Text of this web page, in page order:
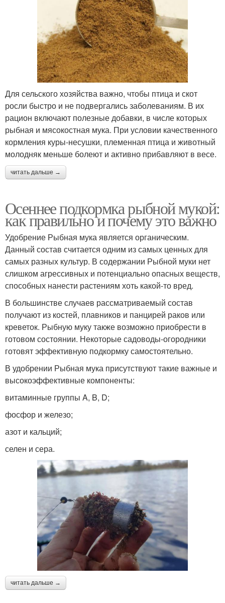
Для сельского хозяйства важно, чтобы птица и скот
росли быстро и не подвергались заболеваниям. В их
рацион включают полезные добавки, в числе которых
рыбная и мясокостная мука. При условии качественного
кормления куры-несушки, племенная птица и животный
молодняк меньше болеют и активно прибавляют в весе.
читать дальше →
Осеннее подкормка рыбной мукой:
как правильно и почему это важно
Удобрение Рыбная мука является органическим.
Данный состав считается одним из самых ценных для
самых разных культур. В содержании Рыбной муки нет
слишком агрессивных и потенциально опасных веществ,
способных нанести растениям хоть какой-то вред.
В большинстве случаев рассматриваемый состав
получают из костей, плавников и панцирей раков или
креветок. Рыбную муку также возможно приобрести в
готовом состоянии. Некоторые садоводы-огородники
готовят эффективную подкормку самостоятельно.
В удобрении Рыбная мука присутствуют такие важные и
высокоэффективные компоненты:
витаминные группы A, B, D;
фосфор и железо;
азот и кальций;
селен и сера.
читать дальше →